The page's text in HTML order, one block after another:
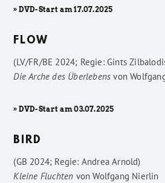
» DVD-Start am 17.07.2025
FLOW
(LV/FR/BE 2024; Regie: Gints
Die Arche des Überlebens von
» DVD-Start am 03.07.2025
BIRD
(GB 2024; Regie: Andrea Arnold)
Kleine Fluchten vonWolfgang Nierlin